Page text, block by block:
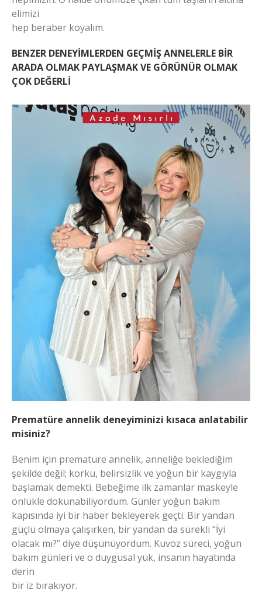
elimizi
hep beraber koyalım.
BENZER DENEYİMLERDEN GEÇMİŞ ANNELERLE BİR
ARADA OLMAK PAYLAŞMAK VE GÖRÜNÜR OLMAK
ÇOK DEĞERLİ
Prematüre annelik deneyiminizi kısaca anlatabilir
misiniz?
Benim için prematüre annelik, anneliğe beklediğim
şekilde değil; korku, belirsizlik ve yoğun bir kaygıyla
başlamak demekti. Bebeğime ilk zamanlar maskeyle
önlükle dokunabiliyordum. Günler yoğun bakım
kapısında iyi bir haber bekleyerek geçti. Bir yandan
güçlü olmaya çalışırken, bir yandan da sürekli “İyi
olacak mı?” diye düşünüyordum. Kuvöz süreci, yoğun
bakım günleri ve o duygusal yük, insanın hayatında
derin
bir iz bırakıyor.